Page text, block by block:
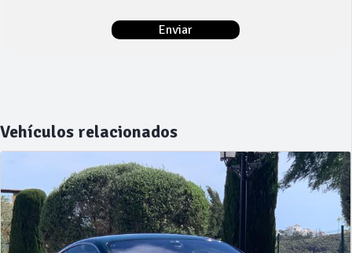
Vehículos relacionados